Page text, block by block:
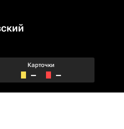
Карточки
– –